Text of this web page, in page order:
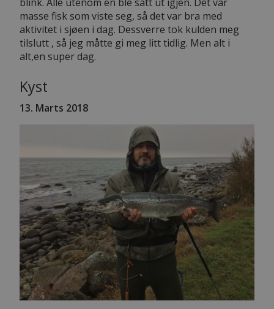
masse fisk som viste seg, så det var bra med
aktivitet i sjøen i dag. Dessverre tok kulden meg
tilslutt , så jeg måtte gi meg litt tidlig. Men alt i
alt,en super dag.
Kyst
13. Marts 2018